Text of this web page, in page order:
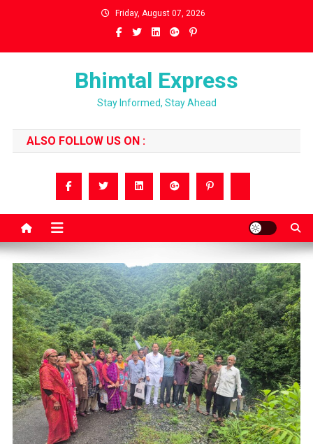
Friday, August 07, 2026
Bhimtal Express
Stay Informed, Stay Ahead
ALSO FOLLOW US ON :